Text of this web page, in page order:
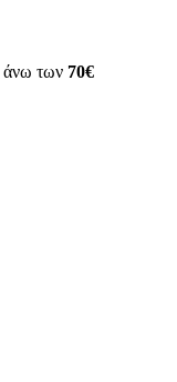
άνω των 70€